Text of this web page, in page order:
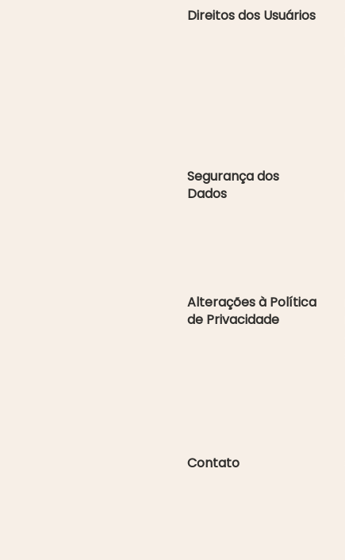
Direitos dos Usuários
Segurança dos
Dados
Alterações à Política
de Privacidade
Contato